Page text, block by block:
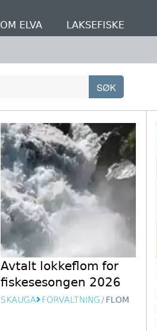
OM ELVA LAKSEFISKE
Avtalt lokkeflom for
fiskesesongen 2026
SKAUGA FORVALTNING /FLOM